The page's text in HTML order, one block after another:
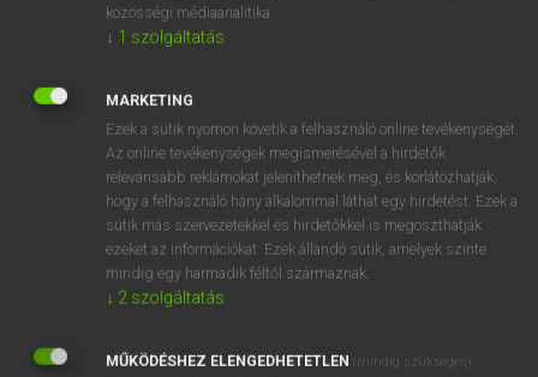
OOOOPS!
SZOTAR.NET APPLIKÁCIÓ
MICROSOFT OFFICE BŐVÍTMÉNY
BEÉPÜLŐ SZÓTÁRMODUL
ONLINE NYELVVIZSGA
EGYÉNI FELHASZNÁLÓKNAK
közösségi médiaanalitika.
↓ 1 szolgáltatás
MARKETING
Ezek a sütik nyomon követik a felhasználó online tevékenységét.
Az online tevékenységek megismerésével a hirdetők
relevánsabb reklámokat jeleníthetnek meg, és korlátozhatják,
hogy a felhasználó hány alkalommal láthat egy hirdetést. Ezek a
sütik más szervezetekkel és hirdetőkkel is megoszthatják
ezeket az információkat. Ezek állandó sütik, amelyek szinte
mindig egy harmadik féltől származnak.
↓ 2 szolgáltatás
MŰKÖDÉSHEZ ELENGEDHETETLEN (mindig szükséges)